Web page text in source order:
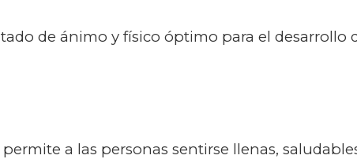
de ánimo y físico óptimo para el desarrollo
a las personas sentirse llenas,